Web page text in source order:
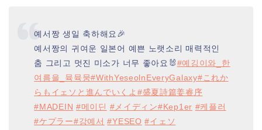
예서짱 생일 축하해요🎉
예서짱의 귀여운 일본어 예쁜 노랫소리 매력적인
춤 그리고 멋진 미소가 너무 좋아요🐰#예깅이와_한
여름을_뮥뮥뭉#WithYeseolnEveryGalaxy#これか
らもイェソと進んでいくよ #盛夏詩篇姜睿序
#MADEIN #메이딘 #メイディン#Kep1er #케플러
#ケプラー#강예서 #YESEO #イェソ